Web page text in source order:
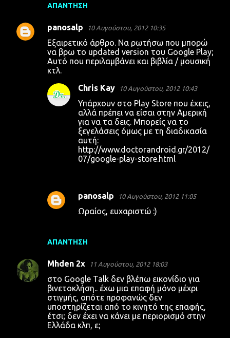
ΑΠΆΝΤΗΣΗ
panosalp 10 Αυγούστου, 2012 10:35
Εξαιρετικό άρθρο. Να ρωτήσω που μπορώ
να βρω το updated version του Google Play;
Αυτό που περιλαμβάνει και βιβλία / μουσική
κτλ.
ΑΠΆΝΤΗΣΗ
Chris Kay 10 Αυγούστου, 2012 10:43
Υπάρχουν στο Play Store που έχεις,
αλλά πρέπει να είσαι στην Αμερική
για να τα δεις. Μπορείς να το
ξεγελάσεις όμως με τη διαδικασία
αυτή:
http://www.doctorandroid.gr/2012/
07/google-play-store.html
panosalp 10 Αυγούστου, 2012 11:05
Ωραίος, ευχαριστώ :)
Mhden 2x 11 Αυγούστου, 2012 18:03
στο Google Talk δεν βλέπω εικονίδιο για
βινετοκλήση.. έχω μια επαφή μόνο μέχρι
στιγμής, οπότε προφανώς δεν
υποστηρίζεται από το κινητό της επαφής,
έτσι; δεν έχει να κάνει με περιορισμό στην
Ελλάδα κλπ, ε;